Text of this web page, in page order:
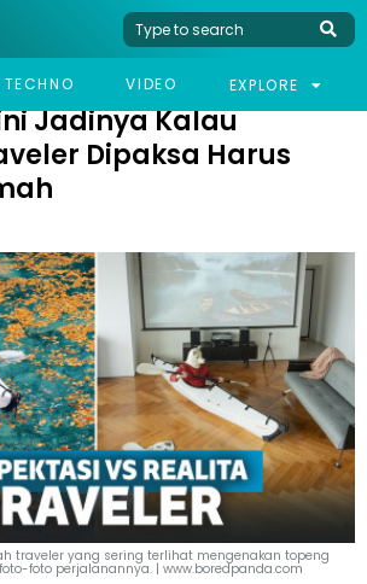
TECHNO VIDEO EXPLORE
BEGINI JADINYA KALAU SEORANG TRAVELER DIPAKSA
Jadinya Kalau
Dipaksa Harus
traveler yang sering terlihat mengenakan topeng
foto perjalanannya. | www.boredpanda.com